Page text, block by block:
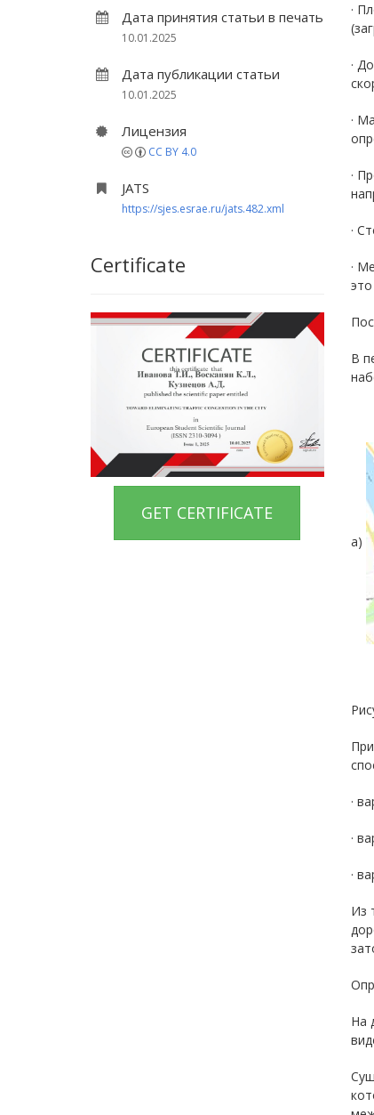
Дата принятия статьи в печать
10.01.2025
Дата публикации статьи
10.01.2025
Лицензия
CC BY 4.0
JATS
https://sjes.esrae.ru/jats.482.xml
Certificate
GET CERTIFICATE
·
·
·
·
·
·
В
а)
·
·
·
Из
На